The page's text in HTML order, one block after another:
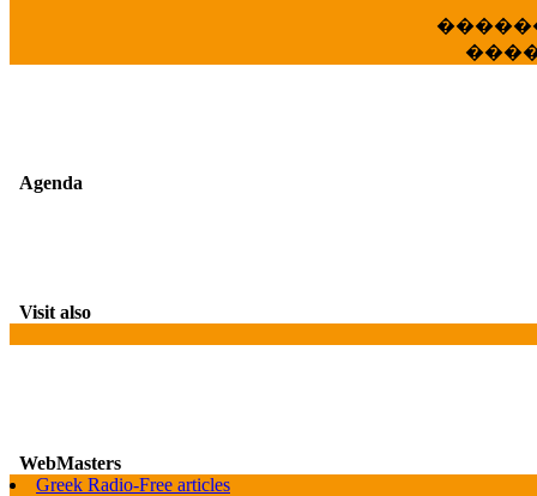
Agenda
Visit also
WebMasters
Greek Radio-Free articles